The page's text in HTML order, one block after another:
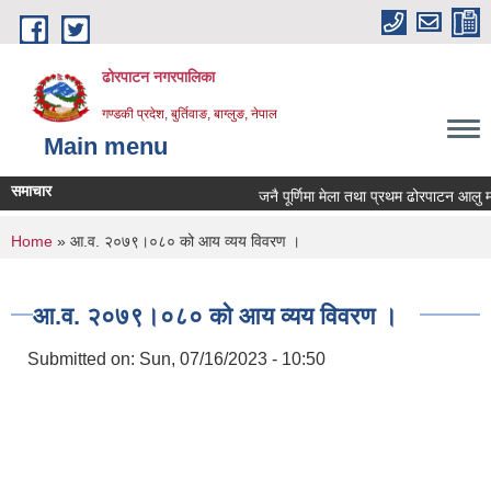
Skip to main content
ढोरपाटन नगरपालिका
गण्डकी प्रदेश, बुर्तिवाङ, बाग्लुङ, नेपाल
Main menu
समाचार जनै पूर्णिमा मेला तथा प्रथम ढोरपाटन आलु
You are here
Home » आ.व. २०७९।०८० को आय व्यय विवरण ।
आ.व. २०७९।०८० को आय व्यय विवरण ।
Submitted on: Sun, 07/16/2023 - 10:50